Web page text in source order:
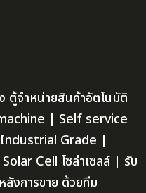
ตู้จำหน่ายสินค้าอัตโนมัติ
| Self service
Grade |
Cell โซล่าเซลล์ | รับ
งการขาย ด้วยทีม